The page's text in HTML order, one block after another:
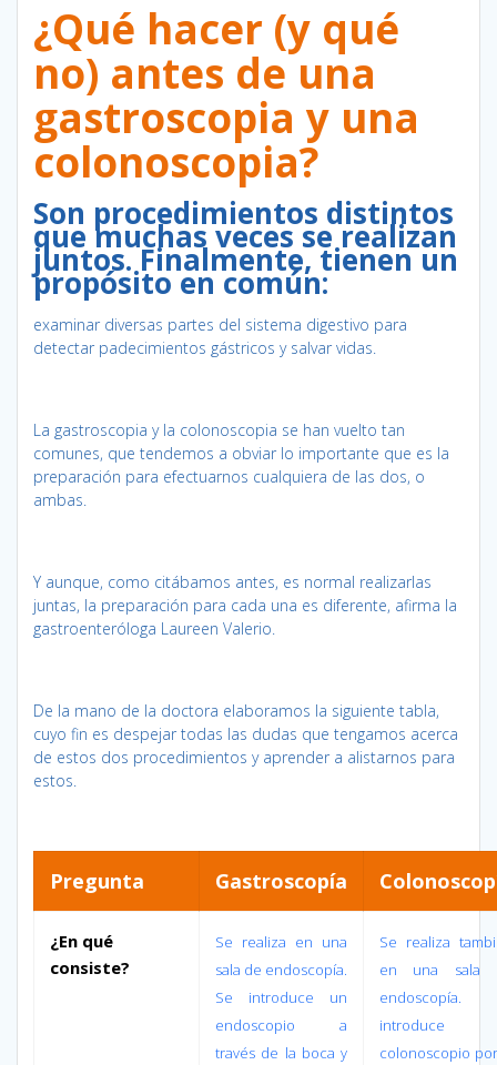
¿Qué hacer (y qué
no) antes de una
gastroscopia y una
colonoscopia?
Son procedimientos distintos
que muchas veces se realizan
juntos. Finalmente, tienen un
propósito en común:
examinar diversas partes del sistema digestivo para
detectar padecimientos gástricos y salvar vidas.
La gastroscopia y la colonoscopia se han vuelto tan
comunes, que tendemos a obviar lo importante que es la
preparación para efectuarnos cualquiera de las dos, o
ambas.
Y aunque, como citábamos antes, es normal realizarlas
juntas, la preparación para cada una es diferente, afirma la
gastroenteróloga Laureen Valerio.
De la mano de la doctora elaboramos la siguiente tabla,
cuyo fin es despejar todas las dudas que tengamos acerca
de estos dos procedimientos y aprender a alistarnos para
estos.
Pregunta Gastroscopía
¿En qué
consiste?
Se realiza en una
sala de endoscopía.
Se introduce un
endoscopio a
través de la boca y
Se realiza
en una sala
endoscopía.
introduce
colonoscopio